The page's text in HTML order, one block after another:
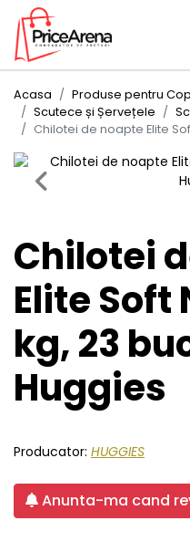
Acasa
Produse pentru
Scutece și Șervețele
Chilotei de noapte Elite
Previous
Chilotei
Elite Soft
kg, 23
Huggies
Producator: HUGGIES
Anunta-ma cand